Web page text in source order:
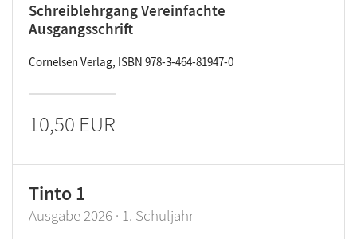
Schreiblehrgang Vereinfachte
Ausgangsschrift
Cornelsen Verlag, ISBN 978-3-464-81947-0
10,50 EUR
Tinto 1
Ausgabe 2026 · 1. Schuljahr